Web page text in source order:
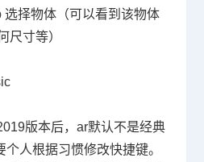
选择物体（可以看到该物体
尺寸等）
版本后， ar默认不是经典
人根据习惯修改快捷键。